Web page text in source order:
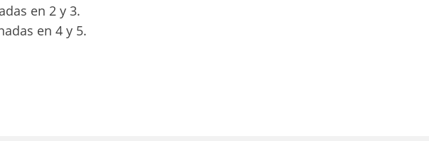
en 2 y 3.
en 4 y 5.